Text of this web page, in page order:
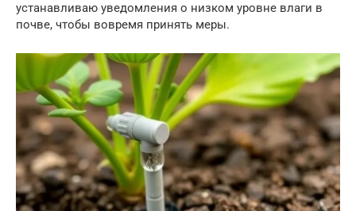
устанавливаю уведомления о низком уровне влаги в
почве, чтобы вовремя принять меры.